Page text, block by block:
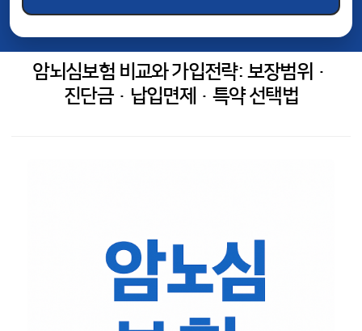
암뇌심보험 비교와 가입전략: 보장범위·
진단금·납입면제·특약 선택법